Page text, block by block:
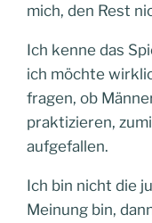
mich, den Rest
Ich kenne das
ich möchte
fragen, ob
praktizieren,
aufgefallen.
Ich bin nicht die
Meinung bin,